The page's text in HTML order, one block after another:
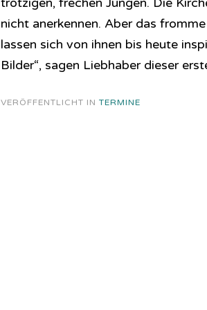
nicht anerkennen. Aber das
lassen sich von ihnen bis heute
Bilder“, sagen Liebhaber dieser
VERÖFFENTLICHT IN TERMINE